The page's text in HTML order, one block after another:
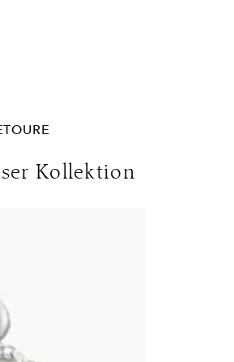
DHL Express
Ausland gelten andere Versandkosten.
Kollektion